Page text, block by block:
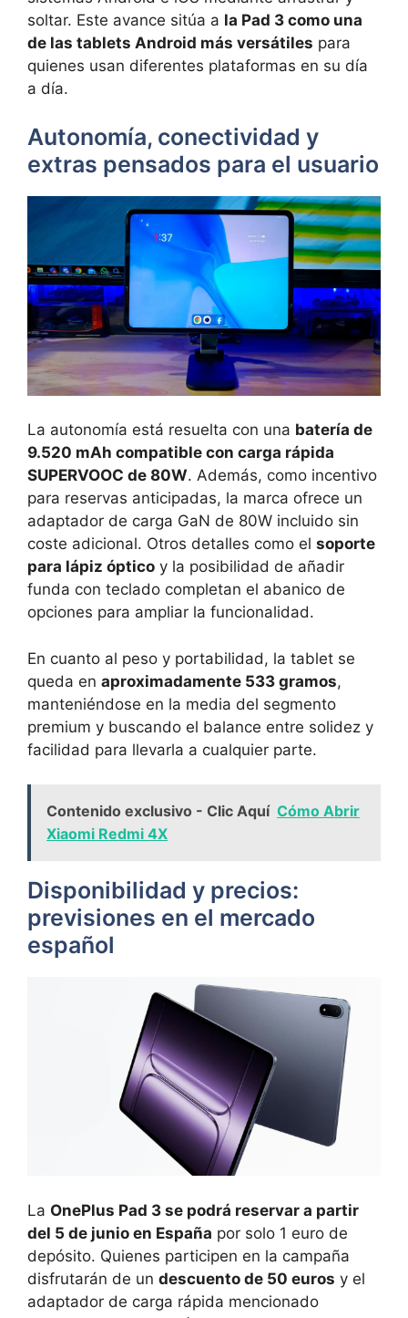
soltar. Este avance sitúa a la Pad 3 como una
de las tablets Android más versátiles para
quienes usan diferentes plataformas en su día
a día.
Autonomía, conectividad y
extras pensados para el usuario
La autonomía está resuelta con una batería de
9.520 mAh compatible con carga rápida
SUPERVOOC de 80W. Además, como incentivo
para reservas anticipadas, la marca ofrece un
adaptador de carga GaN de 80W incluido sin
coste adicional. Otros detalles como el soporte
para lápiz óptico y la posibilidad de añadir
funda con teclado completan el abanico de
opciones para ampliar la funcionalidad.
En cuanto al peso y portabilidad, la tablet se
queda en aproximadamente 533 gramos,
manteniéndose en la media del segmento
premium y buscando el balance entre solidez y
facilidad para llevarla a cualquier parte.
Contenido exclusivo - Clic Aquí Cómo Abrir
Xiaomi Redmi 4X
Disponibilidad y precios:
previsiones en el mercado
español
La OnePlus Pad 3 se podrá reservar a partir
del 5 de junio en España por solo 1 euro de
depósito. Quienes participen en la campaña
disfrutarán de un descuento de 50 euros y el
adaptador de carga rápida mencionado